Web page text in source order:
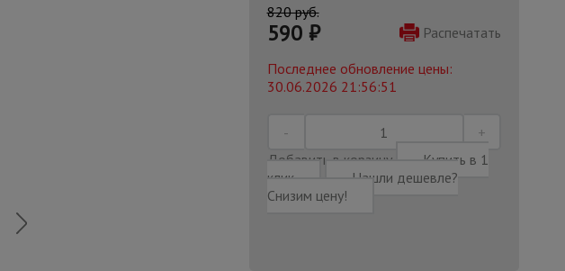
820 руб.
590 ₽
Распечатать
Последнее обновление цены:
30.06.2026 21:56:51
Добавить в корзину
Купить в 1
клик
Нашли дешевле?
Снизим цену!